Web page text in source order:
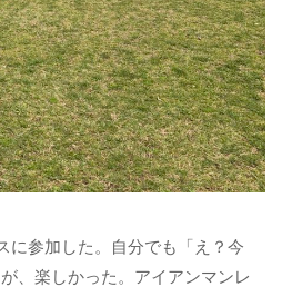
参加した。自分でも「え？今
、楽しかった。アイアンマンレ